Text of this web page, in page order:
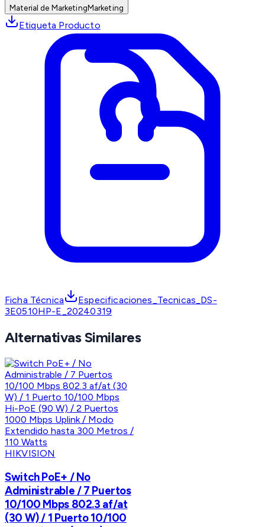
Material de MarketingMarketing
Etiqueta Producto
Ficha Técnica
Especificaciones_Tecnicas_DS-
3E0510HP-E_20240319
Alternativas Similares
HIKVISION
Switch PoE+ / No
Administrable / 7 Puertos
10/100 Mbps 802.3 af/at
(30 W) / 1 Puerto 10/100